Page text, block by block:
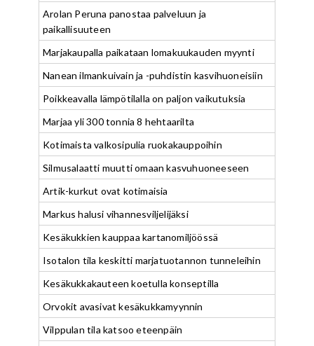
Arolan Peruna panostaa palveluun ja
paikallisuuteen
Marjakaupalla paikataan lomakuukauden myynti
Nanean ilmankuivain ja -puhdistin kasvihuoneisiin
Poikkeavalla lämpötilalla on paljon vaikutuksia
Marjaa yli 300 tonnia 8 hehtaarilta
Kotimaista valkosipulia ruokakauppoihin
Silmusalaatti muutti omaan kasvuhuoneeseen
Artik-kurkut ovat kotimaisia
Markus halusi vihannesviljelijäksi
Kesäkukkien kauppaa kartanomiljöössä
Isotalon tila keskitti marjatuotannon tunneleihin
Kesäkukkakauteen koetulla konseptilla
Orvokit avasivat kesäkukkamyynnin
Vilppulan tila katsoo eteenpäin